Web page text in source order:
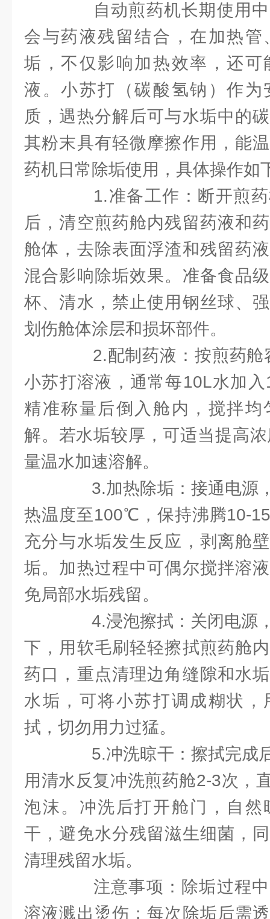
自动煎药机长期使用中
会与药液残留结合，在加热
垢，不仅影响加热效率，还可
液。小苏打（碳酸氢钠）作为
质，遇热分解后可与水垢中的
其粉末具有轻微摩擦作用，能
药机日常除垢使用，具体操作如
1.准备工作：断开煎药
后，清空煎药舱内残留药液和
舱体，去除表面浮渣和残留药
混合影响除垢效果。准备食品
杯、清水，禁止使用钢丝球、
划伤舱体涂层和损坏部件。
2.配制药液：按煎药舱
小苏打溶液，通常每10L水加
精准称量后倒入舱内，搅拌均
解。若水垢较厚，可适当提高
量温水加速溶解。
3.加热除垢：接通电源
热温度至100℃，保持沸腾10-
充分与水垢发生反应，剥离舱
垢。加热过程中可偶尔搅拌溶
免局部水垢残留。
4.浸泡擦拭：关闭电源
下，用软毛刷轻轻擦拭煎药舱
药口，重点清理边角缝隙和水
水垢，可将小苏打调成糊状
拭，切勿用力过猛。
5.冲洗晾干：擦拭完成
用清水反复冲洗煎药舱2-3次，
泡沫。冲洗后打开舱门，自然
干，避免水分残留滋生细菌，
清理残留水垢。
注意事项：除垢过程中
溶液溅出烫伤；每次除垢后需